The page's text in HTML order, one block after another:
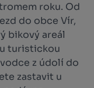
roku. Od
do obce Vír,
bikový areál
turistickou
z údolí do
zastavit u